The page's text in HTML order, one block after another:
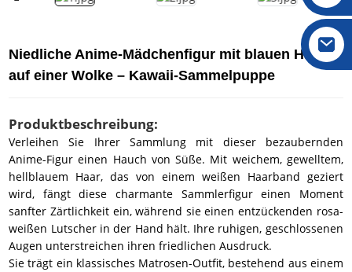
Niedliche Anime-Mädchenfigur mit blauen Haaren
auf einer Wolke – Kawaii-Sammelpuppe
Produktbeschreibung:
Verleihen Sie Ihrer Sammlung mit dieser bezaubernden
Anime-Figur einen Hauch von Süße. Mit weichem, gewelltem,
hellblauem Haar, das von einem weißen Haarband geziert
wird, fängt diese charmante Sammlerfigur einen Moment
sanfter Zärtlichkeit ein, während sie einen entzückenden rosa-
weißen Lutscher in der Hand hält. Ihre ruhigen, geschlossenen
Augen unterstreichen ihren friedlichen Ausdruck.
Sie trägt ein klassisches Matrosen-Outfit, bestehend aus einem